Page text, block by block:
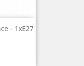
- 1xE27